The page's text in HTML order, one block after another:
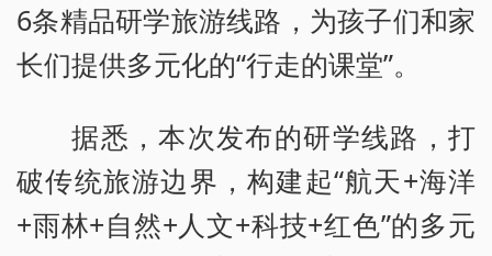
6条精品研学旅游线路，为孩子们和家
长们提供多元化的“行走的课堂”。
据悉，本次发布的研学线路，打
破传统旅游边界，构建起“航天+海洋
+雨林+自然+人文+科技+红色”的多元